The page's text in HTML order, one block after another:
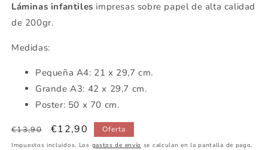
Láminas infantiles impresas sobre papel de alta calidad
de 200gr.
Medidas:
Pequeña A4: 21 x 29,7 cm.
Grande A3: 42 x 29,7 cm.
Poster: 50 x 70 cm.
Precio
habitual
€13,90
Precio
de
€12,90 Oferta
Impuestos incluidos. Los gastos de envío se calculan en la pantalla de pago.